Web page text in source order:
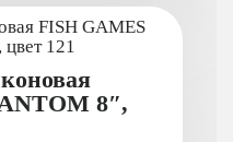
8″,